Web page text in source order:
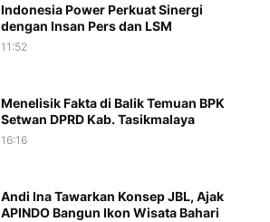
Indonesia Power Perkuat Sinergi
dengan Insan Pers dan LSM
11:52
Menelisik Fakta di Balik Temuan BPK
Setwan DPRD Kab. Tasikmalaya
16:16
Andi Ina Tawarkan Konsep JBL, Ajak
APINDO Bangun Ikon Wisata Bahari